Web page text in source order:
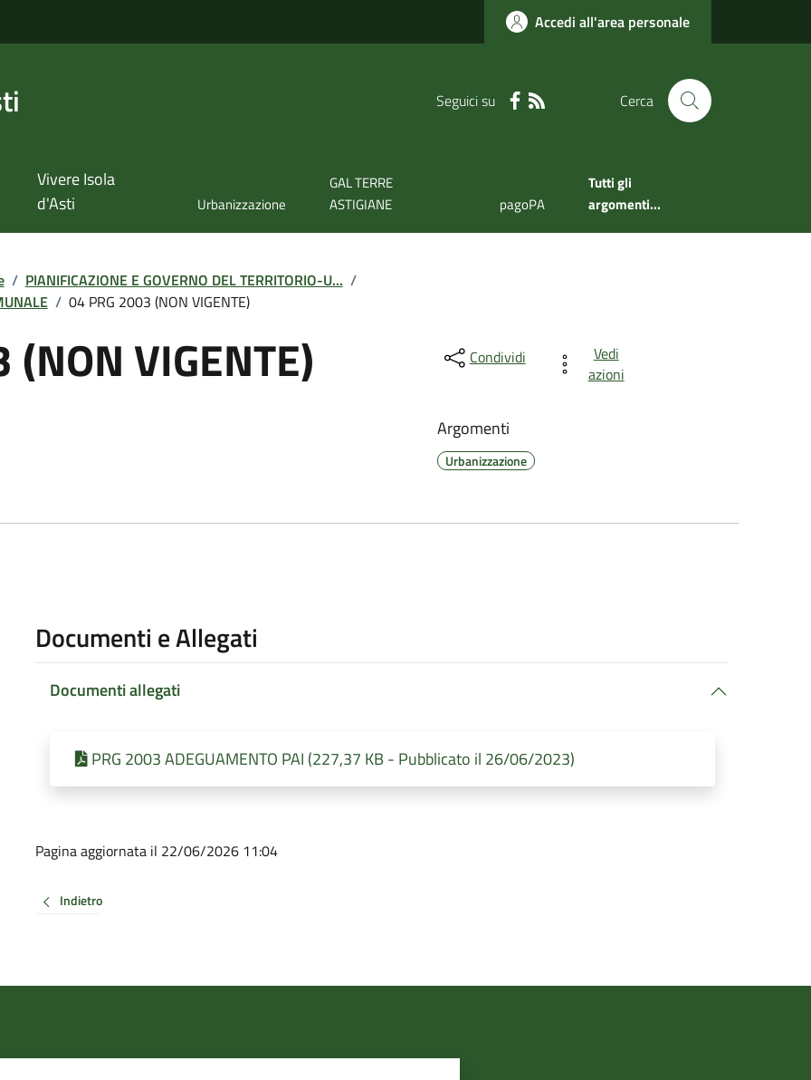
Accedi all'area personale
Seguici su Cerca
Vivere Isola
d'Asti
Urbanizzazione
GAL TERRE
ASTIGIANE
pagoPA
Tutti gli
argomenti...
/ PIANIFICAZIONE E GOVERNO DEL TERRITORIO-U... /
/ 04 PRG 2003 (NON VIGENTE)
VIGENTE) Condividi
Vedi
azioni
Argomenti
Urbanizzazione
Documenti e Allegati
Documenti allegati
PRG 2003 ADEGUAMENTO PAI (227,37 KB - Pubblicato il 26/06/2023)
Pagina aggiornata il 22/06/2026 11:04
Indietro